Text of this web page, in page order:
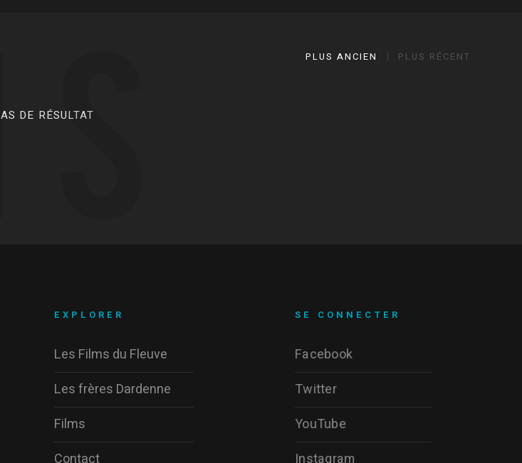
PLUS ANCIEN PLUS RÉCENT
DE RÉSULTAT
SE CONNECTER
Facebook
Twitter
YouTube
Instagram
EXPLORER
Les Films du Fleuve
Les frères Dardenne
Films
Contact